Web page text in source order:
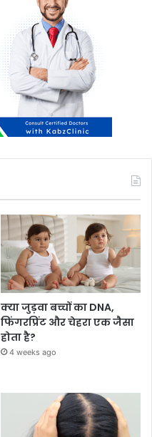
क्या जुड़वा बच्चों का DNA,
फिंगरप्रिंट और चेहरा एक जैसा
होता है?
4 weeks ago